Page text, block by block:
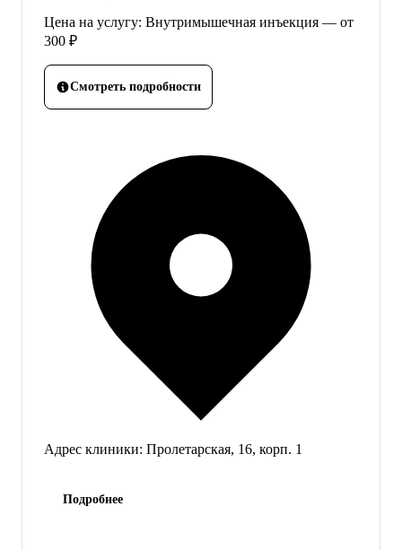
Цена на услугу: Внутримышечная инъекция — от
300 ₽
Смотреть подробности
Адрес клиники: Пролетарская, 16, корп. 1
Подробнее